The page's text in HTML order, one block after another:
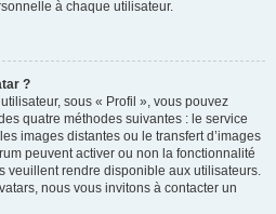
à chaque utilisateur.
?
sous « Profil », vous pouvez
quatre méthodes suivantes : le service
images distantes ou le transfert d’images
peuvent activer ou non la fonctionnalité
veuillent rendre disponible aux utilisateurs.
nous vous invitons à contacter un